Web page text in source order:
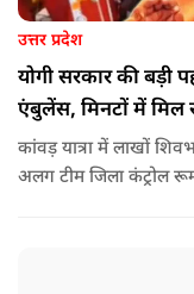
उत्तर प्रदेश
योगी सरकार की बड़ी
एंबुलेंस, मिनटों में मिल
कांवड़ यात्रा में लाखों
अलग टीम जिला कंट्रोल